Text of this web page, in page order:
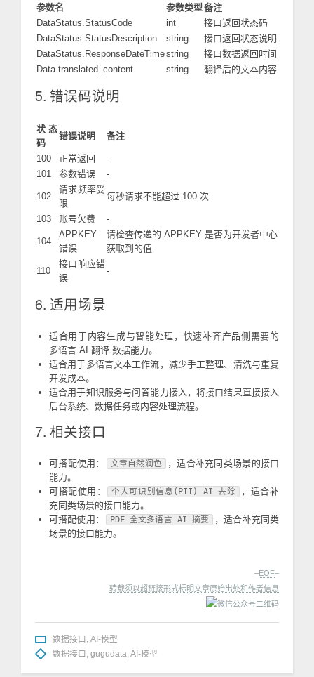
参数名 参数类型备注
DataStatus.StatusCode
int
接口返回状态码
DataStatus.StatusDescription
string
接口返回状态说明
DataStatus.ResponseDateTimestring
接口数据返回时间
Data.translated_content
string 翻译后的文本内容
5. 错误码说明
状态
码
错误说明 备注
100 正常返回
-
101
参数错误 -
102
请求频率受
限
每秒请求不能超过 100 次
103 账号欠费 -
104
APPKEY
错误
请检查传递的 APPKEY 是否为开发者中心
获取到的值
110
接口响应错
误
-
6. 适用场景
适合用于内容生成与智能处理，快速补齐产品侧需要的
多语言 AI 翻译 数据能力。
适合用于多语言文本工作流，减少手工整理、清洗与重复
开发成本。
适合用于知识服务与问答能力接入，将接口结果直接接入
后台系统、数据任务或内容处理流程。
7. 相关接口
可搭配使用： 文章自然润色
，适合补充同类场景的接口
能力。
可搭配使用：
个人可识别信息(PII) AI 去除
，适合补
充同类场景的接口能力。
可搭配使用：
PDF 全文多语言 AI 摘要
，适合补充同类
场景的接口能力。
–EOF–
转载须以超链接形式标明文章原始出处和作者信息
数据接口 AI-模型
数据接口 gugudata AI-模型